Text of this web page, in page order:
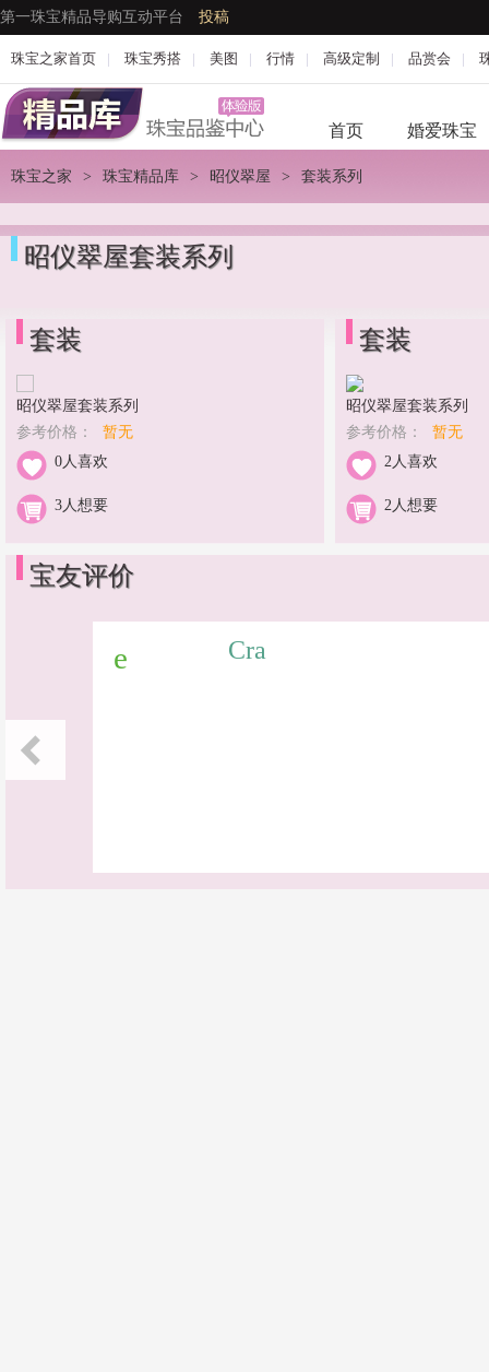
第一珠宝精品导购互动平台 投稿
珠宝之家首页 | 珠宝秀搭 | 美图 | 行情 | 高级定制 | 品赏会 |
首页 婚爱珠宝
珠宝之家 > 珠宝精品库 > 昭仪翠屋 > 套装系列
昭仪翠屋套装系列
套装
昭仪翠屋套装系列
参考价格：
暂无
0人喜欢
3人想要
套装
昭仪翠屋套装系列
参考价格：
暂无
2人喜欢
2人想要
宝友评价
e Cra